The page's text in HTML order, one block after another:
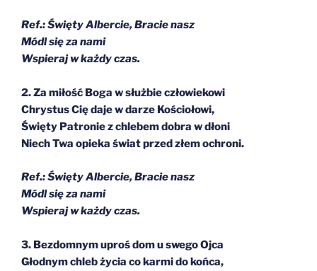
Ref.: Święty Albercie, Bracie nasz
Módl się za nami
Wspieraj w każdy czas.
2. Za miłość Boga w służbie człowiekowi
Chrystus Cię daje w darze Kościołowi,
Święty Patronie z chlebem dobra w dłoni
Niech Twa opieka świat przed złem ochroni.
Ref.: Święty Albercie, Bracie nasz
Módl się za nami
Wspieraj w każdy czas.
3. Bezdomnym uproś dom u swego Ojca
Głodnym chleb życia co karmi do końca,